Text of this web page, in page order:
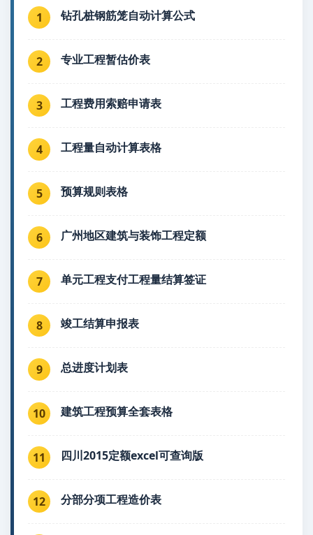
1 钻孔桩钢筋笼自动计算公式
2 专业工程暂估价表
3 工程费用索赔申请表
4 工程量自动计算表格
5 预算规则表格
6 广州地区建筑与装饰工程定额
7 单元工程支付工程量结算签证
8 竣工结算申报表
9 总进度计划表
10 建筑工程预算全套表格
11 四川2015定额excel可查询版
12 分部分项工程造价表